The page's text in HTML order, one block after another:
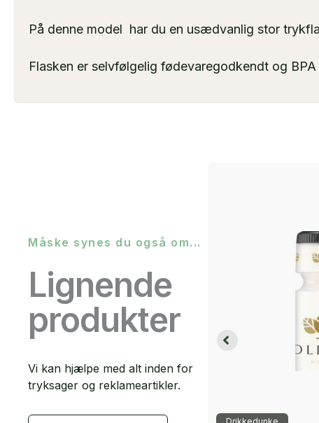
På denne model har du en usædvanlig stor
Flasken er selvfølgelig fødevaregodkendt og BPA
Måske synes du også om...
Lignende
produkter
Vi kan hjælpe med alt inden for
tryksager og reklameartikler.